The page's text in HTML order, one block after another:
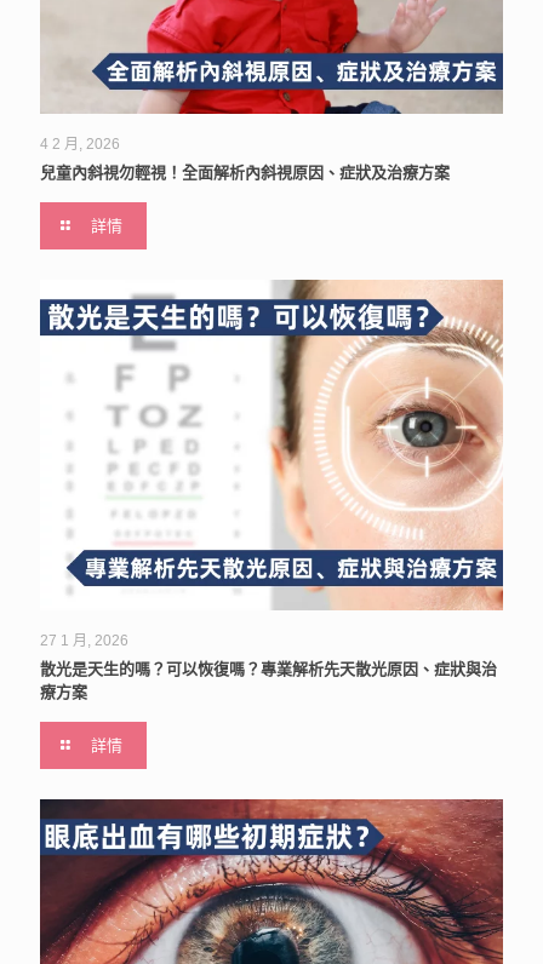
4 2 月, 2026
兒童內斜視勿輕視！全面解析內斜視原因、症狀及治療方案
詳情
27 1 月, 2026
散光是天生的嗎？可以恢復嗎？專業解析先天散光原因、症狀與治
療方案
詳情